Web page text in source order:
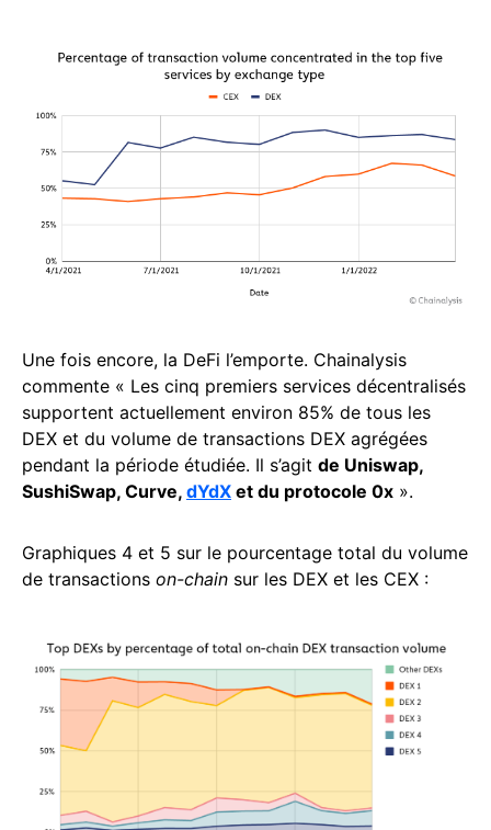
Une fois encore, la DeFi l’emporte. Chainalysis
commente « Les cinq premiers services décentralisés
supportent actuellement environ 85% de tous les
DEX et du volume de transactions DEX agrégées
pendant la période étudiée. Il s’agit de Uniswap,
SushiSwap, Curve, dYdX et du protocole 0x ».
Graphiques 4 et 5 sur le pourcentage total du volume
de transactions on-chain sur les DEX et les CEX :